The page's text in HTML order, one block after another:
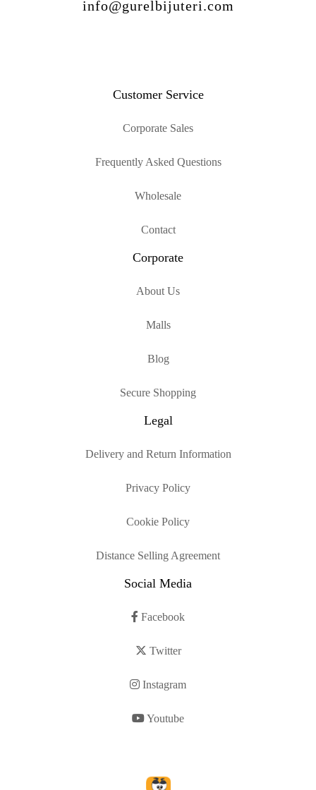
info@gurelbijuteri.com
Customer Service
Corporate Sales
Frequently Asked Questions
Wholesale
Contact
Corporate
About Us
Malls
Blog
Secure Shopping
Legal
Delivery and Return Information
Privacy Policy
Cookie Policy
Distance Selling Agreement
Social Media
Facebook
Twitter
Instagram
Youtube